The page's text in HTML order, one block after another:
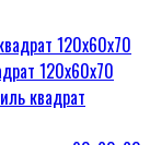
120х60х70